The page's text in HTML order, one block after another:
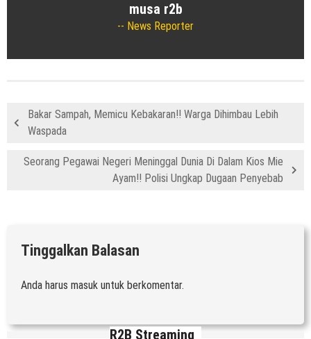
musa r2b
News Reporter
Bakar Sampah, Memicu Kebakaran!! Warga Dihimbau Lebih
Waspada
Seorang Pegawai Negeri Meninggal Dunia Di Dalam Kios Mie
Ayam!! Polisi Ungkap Dugaan Penyebab
Tinggalkan Balasan
Anda harus masuk untuk berkomentar.
R2B Streaming